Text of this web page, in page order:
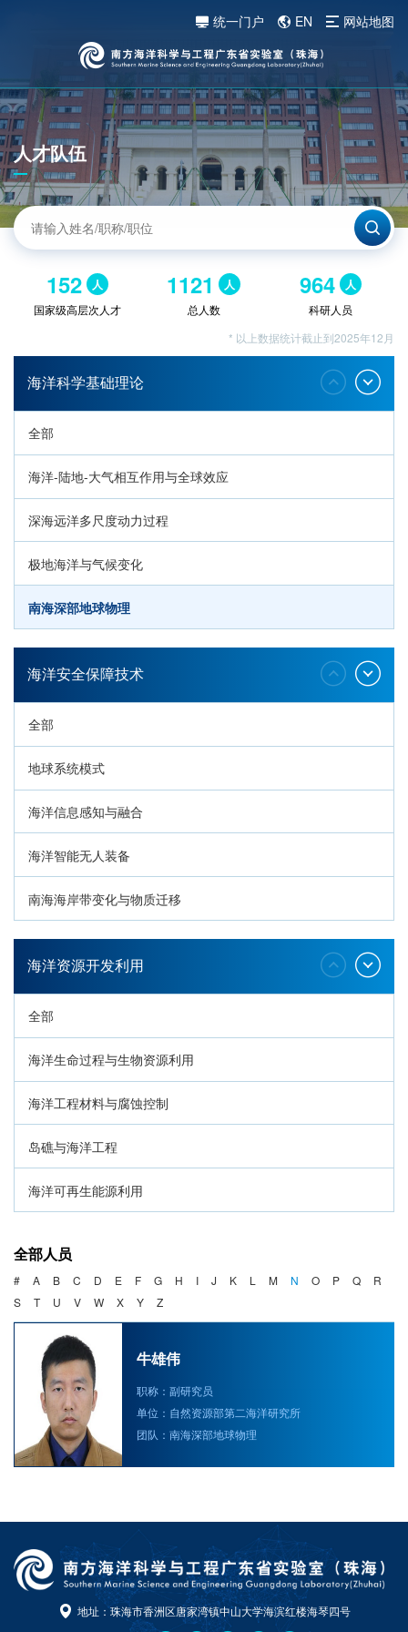
统一门户 EN 网站地图
人才队伍
152 人
国家级高层次人才
1121 人
总人数
964 人
科研人员
* 以上数据统计截止到2025年12月
海洋科学基础理论
全部
海洋-陆地-大气相互作用与全球效应
深海远洋多尺度动力过程
极地海洋与气候变化
南海深部地球物理
深海生命与生态过程
海洋安全保障技术
全部
地球系统模式
海洋信息感知与融合
海洋智能无人装备
南海海岸带变化与物质迁移
环南海地质过程与灾害响应
海洋资源开发利用
全部
海洋生命过程与生物资源利用
海洋工程材料与腐蚀控制
岛礁与海洋工程
海洋可再生能源利用
海洋产业与政策
海洋可持续发展
全部人员
# A B C D E F G H I J K L M N O P Q
R
S
T U V W X Y Z
牛雄伟
职称：副研究员
单位：自然资源部第二海洋研究所
团队：南海深部地球物理
地址：珠海市香洲区唐家湾镇中山大学海滨红楼海琴四号